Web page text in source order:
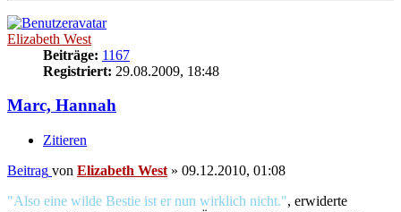
Elizabeth West
Beiträge: 1167
Registriert: 29.08.2009, 18:48
Marc, Hannah
Zitieren
Beitrag von Elizabeth West » 09.12.2010, 01:08
"Also eine wilde Bestie ist er nun wirklich nicht.", erwiderte